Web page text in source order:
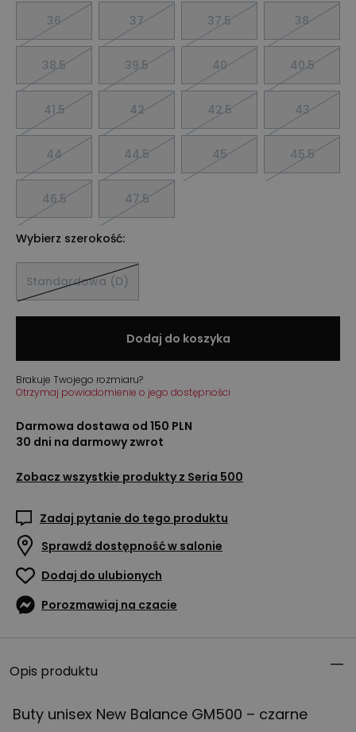
36 37 37.5 38
38.5 39.5 40 40.5
41.5 42 42.5 43
44 44.5 45 45.5
46.5 47.5
Wybierz szerokość:
Standardowa (D)
Dodaj do koszyka
Brakuje Twojego rozmiaru?
Otrzymaj powiadomienie o jego dostępności
Darmowa dostawa od 150 PLN
30 dni na darmowy zwrot
Zobacz wszystkie produkty z Seria 500
Zadaj pytanie do tego produktu
Sprawdź dostępność w salonie
Dodaj do ulubionych
Porozmawiaj na czacie
Opis produktu
Buty unisex New Balance GM500 – czarne